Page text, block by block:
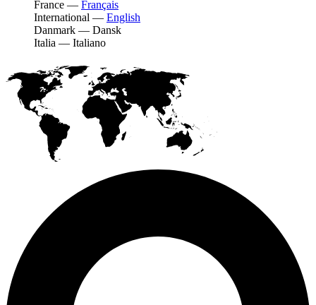
France — Français
International — English
Danmark — Dansk
Italia — Italiano